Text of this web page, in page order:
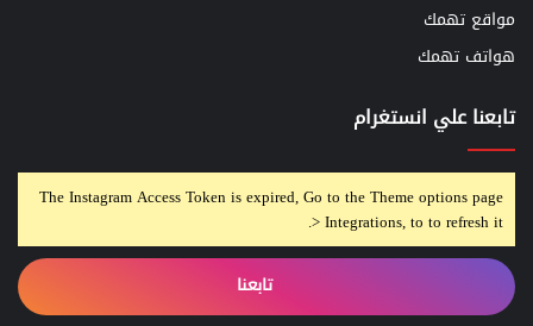
مواقع تهمك
هواتف تهمك
تابعنا علي انستغرام
The Instagram Access Token is expired, Go to the Theme options page
> Integrations, to to refresh it.
تابعنا